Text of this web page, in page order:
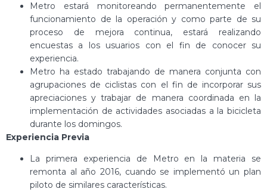
Metro estará monitoreando permanentemente el
funcionamiento de la operación y como parte de su
proceso de mejora continua, estará realizando
encuestas a los usuarios con el fin de conocer su
experiencia.
Metro ha estado trabajando de manera conjunta con
agrupaciones de ciclistas con el fin de incorporar sus
apreciaciones y trabajar de manera coordinada en la
implementación de actividades asociadas a la bicicleta
durante los domingos.
Experiencia Previa
La primera experiencia de Metro en la materia se
remonta al año 2016, cuando se implementó un plan
piloto de similares características.